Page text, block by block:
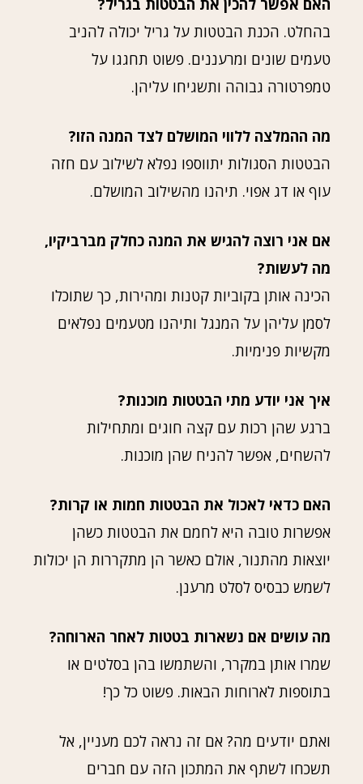
האם אפשר להכין את הבטטות בגריל?
בהחלט. הכנת הבטטות על גריל יכולה להניב
טעמים שונים ומרעננים. פשוט תחגגו על
טמפרטורה גבוהה ותשגיחו עליהן.
מה ההמלצה ללווי המושלם לצד המנה הזו?
הבטטות הסגולות יתווספו נפלא לשילוב עם חזה
עוף או דג אפוי. תיהנו מהשילוב המושלם.
אם אני רוצה להגיש את המנה כחלק מברביקיו,
מה לעשות?
הכינה אותן בקוביות קטנות ומהירות, כך שתוכלו
לסמן עליהן על המנגל ותיהנו מטעמים נפלאים
מקשיות פנימיות.
איך אני יודע מתי הבטטות מוכנות?
ברגע שהן רכות עם קצה חוגים ומתחילות
להשחים, אפשר להניח שהן מוכנות.
האם כדאי לאכול את הבטטות חמות או קרות?
אפשרות טובה היא לחמם את הבטטות כשהן
יוצאות מהתנור, אולם כאשר הן מתקררות הן יכולות
לשמש כבסיס לסלט מרענן.
מה עושים אם נשארות בטטות לאחר הארוחה?
שמרו אותן במקרר, והשתמשו בהן בסלטים או
בתוספות לארוחות הבאות. פשוט כל כך!
ואתם יודעים מה? אם זה נראה לכם מעניין, אל
תשכחו לשתף את המתכון הזה עם חברים